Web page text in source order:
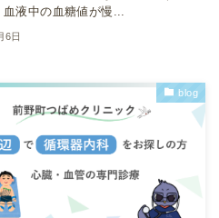
血液中の血糖値が慢...
6日
blog